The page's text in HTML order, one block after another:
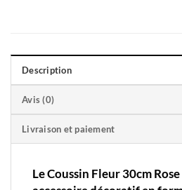
Description
Avis (0)
Livraison et paiement
Le Coussin Fleur 30cm